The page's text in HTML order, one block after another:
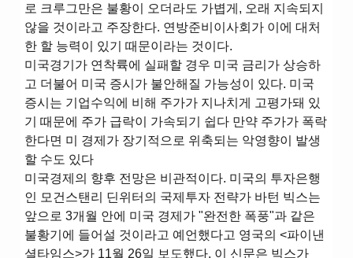
로 크루그만은 불황이 오더라도 가볍게, 오래 지속되지
않을 것이라고 주장한다. 연방준비이사회가 이에 대처
한 할 능력이 있기 때문이라는 것이다.
미국경기가 연착륙에 실패할 경우 미국 금리가 상승하
고 더불어 미국 증시가 불안해질 가능성이 있다. 미국
증시는 기업수익에 비해 주가가 지나치게 고평가돼 있
기 때문에 주가 급락이 가속되기 쉽다 만약 주가가 폭락
한다면 미 경제가 장기적으로 위축되는 악영향이 발생
할 수도 있다
미국경제의 향후 전망은 비관적이다. 미국의 투자은행
인 모건스탠리 딘위터의 국제투자 전략가 바턴 빅스는
앞으로 3개월 안에 미국 경제가 "완전한 폭풍"과 같은
불황기에 들어설 것이라고 예언했다고 영국의 <파이낸
셜타임스>가 11월 26일 보도했다. 이 신문은 빅스가